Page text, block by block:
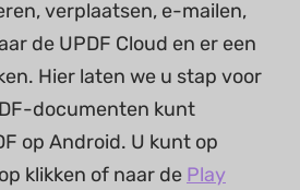
verplaatsen, e-mailen,
de UPDF Cloud en er een
Hier laten we u stap voor
documenten kunt
op Android. U kunt op
klikken of naar de Play